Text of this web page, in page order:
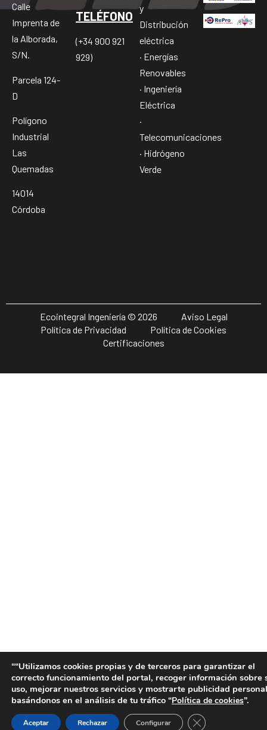
Calle
Imprenta de
la Alborada,
S/N.
Parcela 124-
D
Polígono
Industrial
Las
Quemadas
14014
Córdoba
TELÉFONO
(+34 900 921
929)
y
Distribución
eléctrica
· Energías
Renovables
· Ingeniería
Eléctrica
·
Telecomunicaciones
· Hidrógeno
Verde
Ecointegral Ingeniería © 2026
Aviso Legal
Política de Privacidad
Política de Cookies
Certificaciones
““Utilizamos cookies propias y de terceros para garantizar el
correcto funcionamiento del portal, recoger información sobre
uso, mejorar nuestros servicios y mostrarte publicidad
basándonos en el análisis de tu tráfico “Política de cookies”.
Aceptar Rechazar Configurar Cerrar el banner